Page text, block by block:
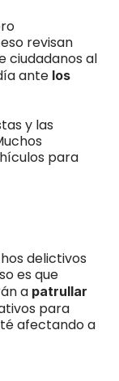
revisan
ciudadanos al
ante los
y las
para
delictivos
es que
a patrullar
para
afectando a